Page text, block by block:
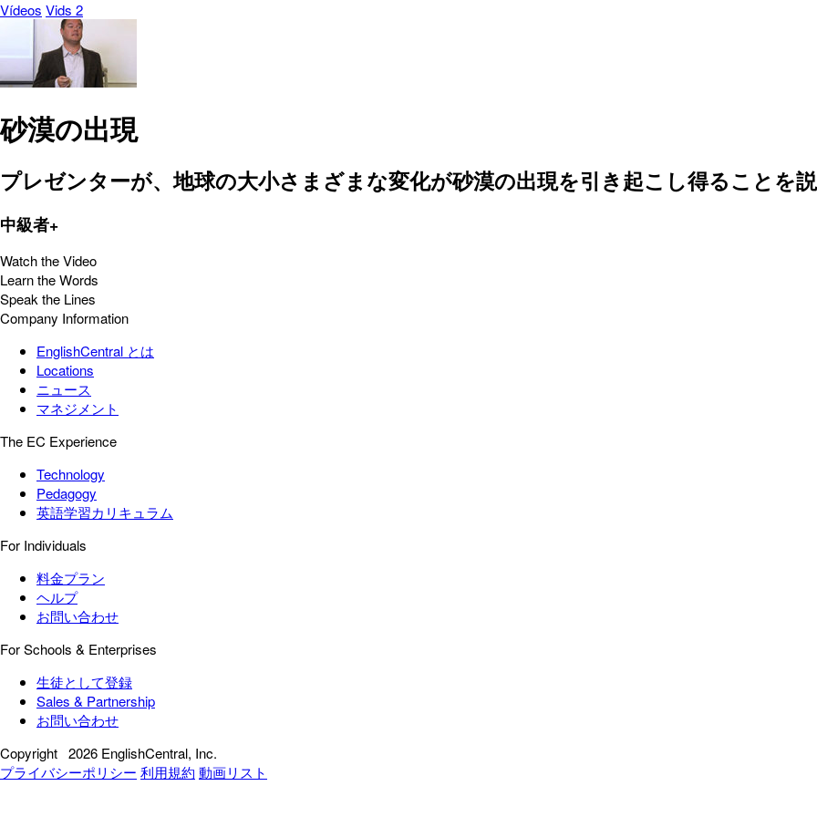
Vídeos Vids 2
砂漠の出現
プレゼンターが、地球の大小さまざまな変化が砂漠の出現を引き起こし得ることを
中級者+
Watch the Video
Learn the Words
Speak the Lines
Company Information
EnglishCentral とは
Locations
ニュース
マネジメント
The EC Experience
Technology
Pedagogy
英語学習カリキュラム
For Individuals
料金プラン
ヘルプ
お問い合わせ
For Schools & Enterprises
生徒として登録
Sales & Partnership
お問い合わせ
Copyright 2026 EnglishCentral, Inc.
プライバシーポリシー 利用規約 動画リスト